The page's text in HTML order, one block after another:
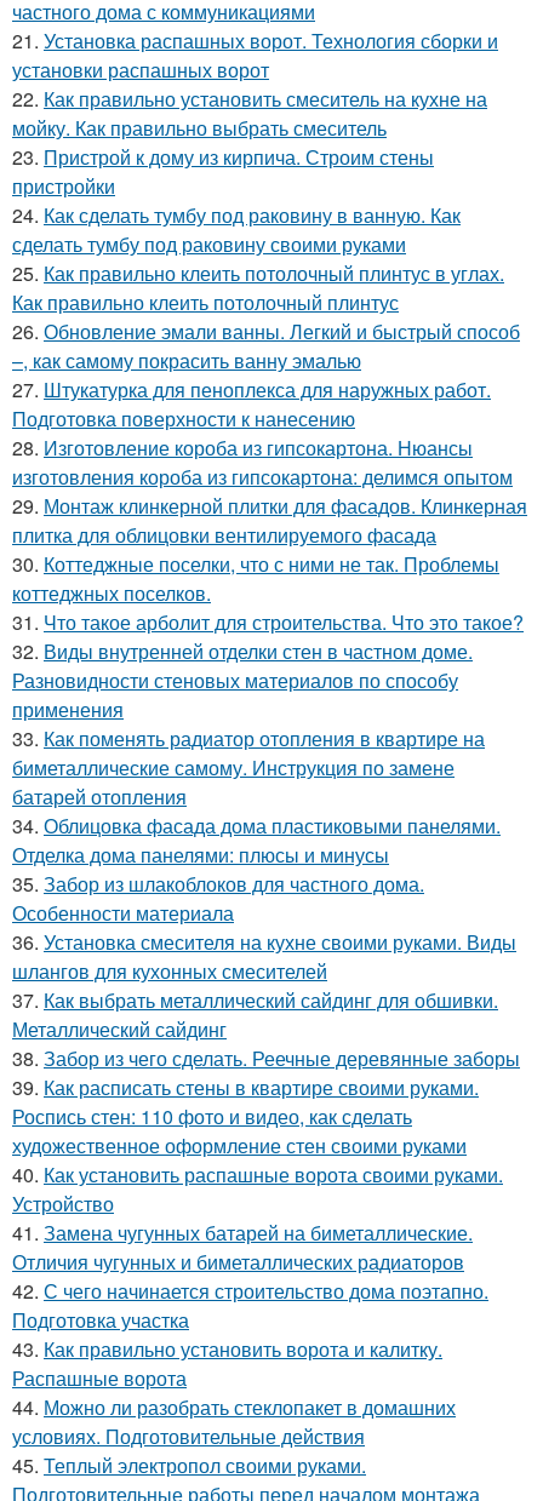
частного дома с коммуникациями
21. Установка распашных ворот. Технология сборки и
установки распашных ворот
22. Как правильно установить смеситель на кухне на
мойку. Как правильно выбрать смеситель
23. Пристрой к дому из кирпича. Строим стены
пристройки
24. Как сделать тумбу под раковину в ванную. Как
сделать тумбу под раковину своими руками
25. Как правильно клеить потолочный плинтус в углах.
Как правильно клеить потолочный плинтус
26. Обновление эмали ванны. Легкий и быстрый способ
–, как самому покрасить ванну эмалью
27. Штукатурка для пеноплекса для наружных работ.
Подготовка поверхности к нанесению
28. Изготовление короба из гипсокартона. Нюансы
изготовления короба из гипсокартона: делимся опытом
29. Монтаж клинкерной плитки для фасадов. Клинкерная
плитка для облицовки вентилируемого фасада
30. Коттеджные поселки, что с ними не так. Проблемы
коттеджных поселков.
31. Что такое арболит для строительства. Что это такое?
32. Виды внутренней отделки стен в частном доме.
Разновидности стеновых материалов по способу
применения
33. Как поменять радиатор отопления в квартире на
биметаллические самому. Инструкция по замене
батарей отопления
34. Облицовка фасада дома пластиковыми панелями.
Отделка дома панелями: плюсы и минусы
35. Забор из шлакоблоков для частного дома.
Особенности материала
36. Установка смесителя на кухне своими руками. Виды
шлангов для кухонных смесителей
37. Как выбрать металлический сайдинг для обшивки.
Металлический сайдинг
38. Забор из чего сделать. Реечные деревянные заборы
39. Как расписать стены в квартире своими руками.
Роспись стен: 110 фото и видео, как сделать
художественное оформление стен своими руками
40. Как установить распашные ворота своими руками.
Устройство
41. Замена чугунных батарей на биметаллические.
Отличия чугунных и биметаллических радиаторов
42. С чего начинается строительство дома поэтапно.
Подготовка участка
43. Как правильно установить ворота и калитку.
Распашные ворота
44. Можно ли разобрать стеклопакет в домашних
условиях. Подготовительные действия
45. Теплый электропол своими руками.
Подготовительные работы перед началом монтажа